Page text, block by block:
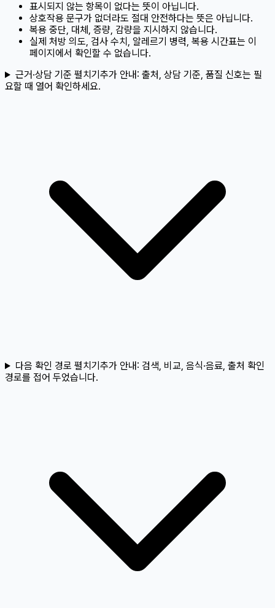
표시되지 않는 항목이 없다는 뜻이 아닙니다.
상호작용 문구가 없더라도 절대 안전하다는 뜻은 아닙니다.
복용 중단, 대체, 증량, 감량을 지시하지 않습니다.
실제 처방 의도, 검사 수치, 알레르기 병력, 복용 시간표는 이
페이지에서 확인할 수 없습니다.
근거·상담 기준 펼치기추가 안내: 출처, 상담 기준, 품질 신호는 필
요할 때 열어 확인하세요.
다음 확인 경로 펼치기추가 안내: 검색, 비교, 음식·음료, 출처 확인
경로를 접어 두었습니다.